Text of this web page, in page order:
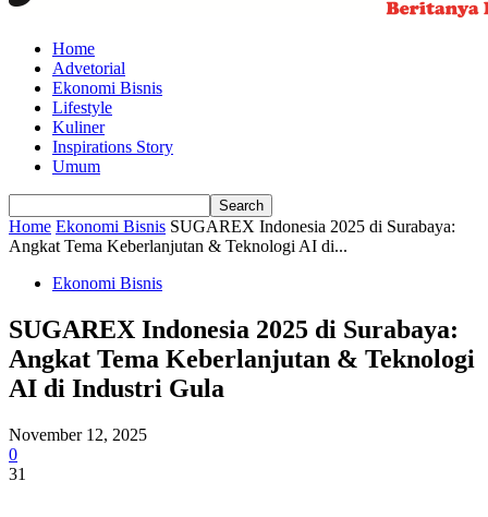
Home
Advetorial
Ekonomi Bisnis
Lifestyle
Kuliner
Inspirations Story
Umum
Home Ekonomi Bisnis SUGAREX Indonesia 2025 di Surabaya:
Angkat Tema Keberlanjutan & Teknologi AI di...
Ekonomi Bisnis
SUGAREX Indonesia 2025 di Surabaya:
Angkat Tema Keberlanjutan & Teknologi
AI di Industri Gula
November 12, 2025
0
31